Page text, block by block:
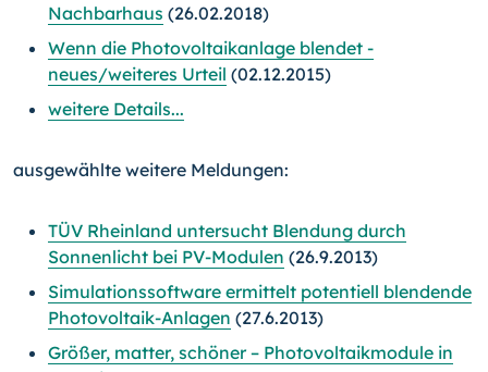
Nachbarhaus (26.02.2018)
Wenn die Photovoltaikanlage blendet -
neues/weiteres Urteil (02.12.2015)
weitere Details...
ausgewählte weitere Meldungen:
TÜV Rheinland untersucht Blendung durch
Sonnenlicht bei PV-Modulen (26.9.2013)
Simulationssoftware ermittelt potentiell blendende
Photovoltaik-Anlagen (27.6.2013)
Größer, matter, schöner – Photovoltaikmodule in